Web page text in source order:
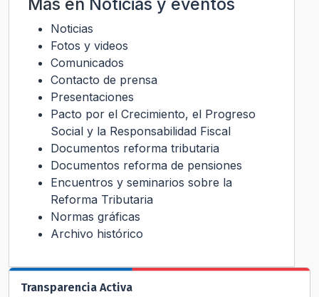
Más en Noticias y eventos
Noticias
Fotos y videos
Comunicados
Contacto de prensa
Presentaciones
Pacto por el Crecimiento, el Progreso
Social y la Responsabilidad Fiscal
Documentos reforma tributaria
Documentos reforma de pensiones
Encuentros y seminarios sobre la
Reforma Tributaria
Normas gráficas
Archivo histórico
Transparencia Activa